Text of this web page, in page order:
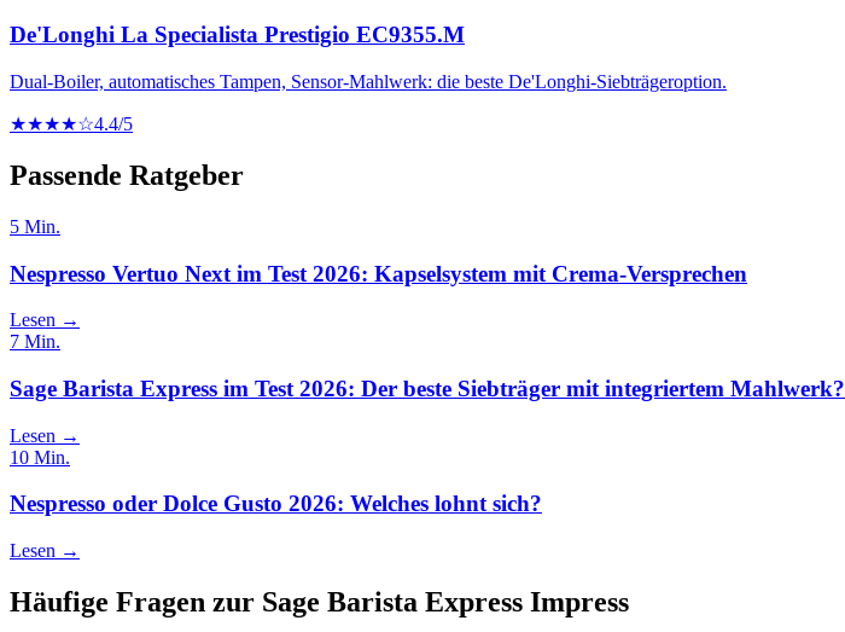
De'Longhi La Specialista Prestigio EC9355.M
Dual-Boiler, automatisches Tampen, Sensor-Mahlwerk: die beste De'Longhi-Siebträgeroption.
★★★★☆4.4/5
Passende Ratgeber
5 Min.
Nespresso Vertuo Next im Test 2026: Kapselsystem mit Crema-Versprechen
Lesen →
7 Min.
Sage Barista Express im Test 2026: Der beste Siebträger mit integriertem Mahlwerk?
Lesen →
10 Min.
Nespresso oder Dolce Gusto 2026: Welches lohnt sich?
Lesen →
Häufige Fragen zur Sage Barista Express Impress